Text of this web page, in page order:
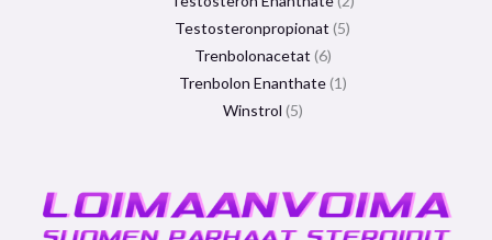
Testosteronpropionat 5
Trenbolonacetat 6
Trenbolon Enanthate 1
Winstrol 5